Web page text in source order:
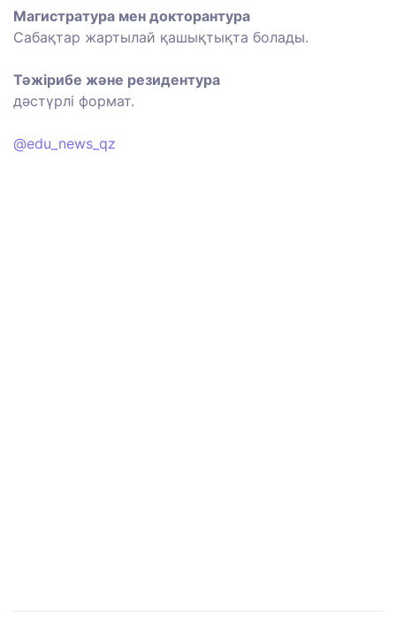
Магистратура мен докторантура
Сабақтар жартылай қашықтықта болады.
Тәжірибе және резидентура
дәстүрлі формат.
@edu_news_qz